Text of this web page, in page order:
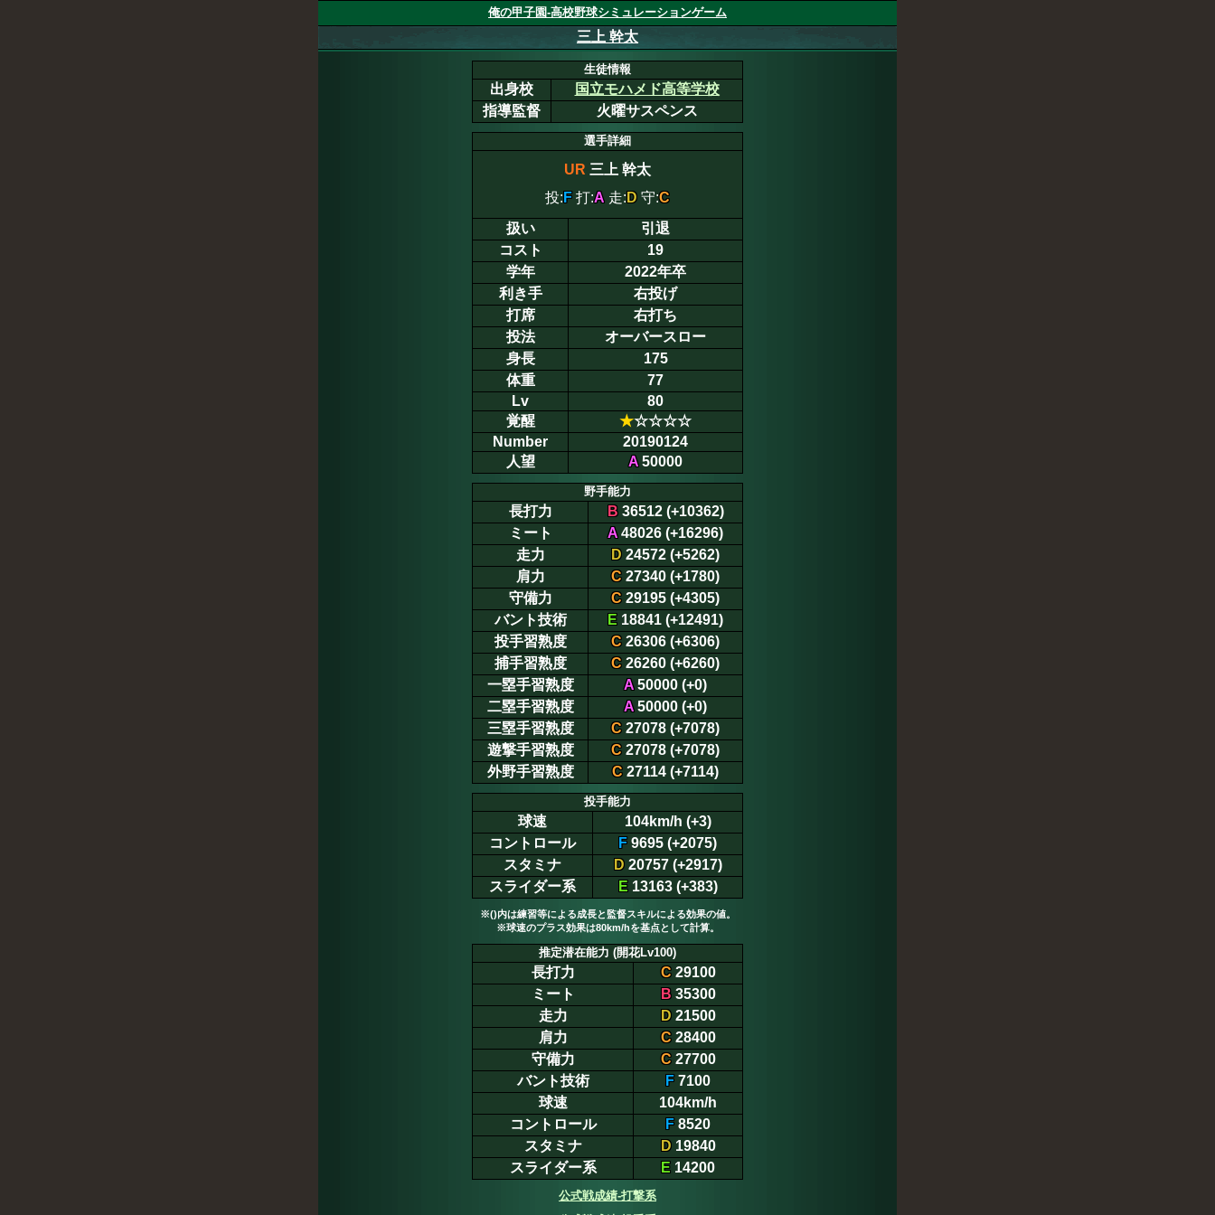
俺の甲子園-高校野球シミュレーションゲーム
三上 幹太
生徒情報
出身校
国立モハメド高等学校
指導監督
火曜サスペンス
選手詳細
UR 三上 幹太
投: F 打:A 走: D 守:C
扱い
引退
コスト
19
学年
2022年卒
利き手
右投げ
打席
右打ち
投法
オーバースロー
身長
175
体重
77
Lv
80
覚醒
★☆☆☆☆
Number
20190124
人望
A50000
野手能力
長打力 B36512 (+10362)
ミート
A48026 (+16296)
走力
D 24572 (+5262)
肩力
C 27340 (+1780)
守備力
C 29195 (+4305)
バント技術
E 18841 (+12491)
投手習熟度
C 26306 (+6306)
捕手習熟度
C 26260 (+6260)
一塁手習熟度
A50000 (+0)
二塁手習熟度
A50000 (+0)
三塁手習熟度
C 27078 (+7078)
遊撃手習熟度
C 27078 (+7078)
外野手習熟度
C 27114 (+7114)
投手能力
球速
104km/h (+3)
コントロール
F 9695 (+2075)
スタミナ
D20757 (+2917)
スライダー系
E13163 (+383)
※()内は練習等による成長と監督スキルによる効果の値。
※球速のプラス効果は80km/hを基点として計算。
推定潜在能力 (開花Lv100)
長打力 C29100
ミート
B35300
走力
D21500
肩力
C28400
守備力
C27700
バント技術
F 7100
球速
104km/h
コントロール
F 8520
スタミナ
D19840
スライダー系
E 14200
公式戦成績-打撃系